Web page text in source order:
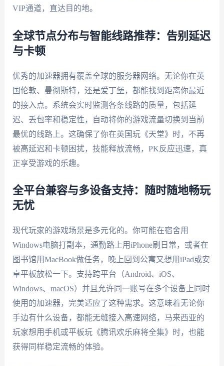
VIP通道，直达目的地。
全球节点分布与智能线路推荐：告别延迟
与卡顿
优秀的加速器拥有覆盖全球的服务器网络。无论你在英
国伦敦、曼彻斯特，还是爱丁堡，都能找到距离你最近
的接入点。系统会实时监测各条线路的质量，包括延
迟、丢包率和稳定性，自动将你的游戏流量切换到当前
最优的线路上。这确保了你在英国玩《天堂》时，不再
被高延迟和卡顿困扰，技能释放流畅，PK反应迅速，真
正享受游戏的乐趣。
全平台兼容与多设备支持：随时随地畅玩
无忧
现代玩家的游戏场景是多元化的。你可能在宿舍用
Windows电脑打副本，通勤路上用iPhone刷日常，或者在
图书馆用MacBook做任务，晚上回到公寓又想用iPad或安
卓平板放松一下。支持跨平台（Android、iOS、
Windows、macOS）并且允许同一账号在多个设备上同时
使用的加速器，完美适应了这种需求。这意味着无论你
手边有什么设备，都能无缝接入高速网络，马来西亚的
玩家想用手机或平板玩《腾讯欢乐麻将全集》时，也能
获得同样稳定流畅的体验。